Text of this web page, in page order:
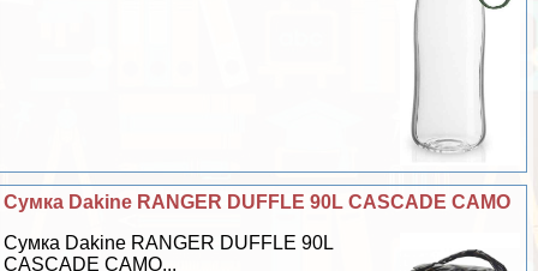
Cумка Dakine RANGER DUFFLE 90L CASCADE CAMO
Cумка Dakine RANGER DUFFLE 90L
CASCADE CAMO...